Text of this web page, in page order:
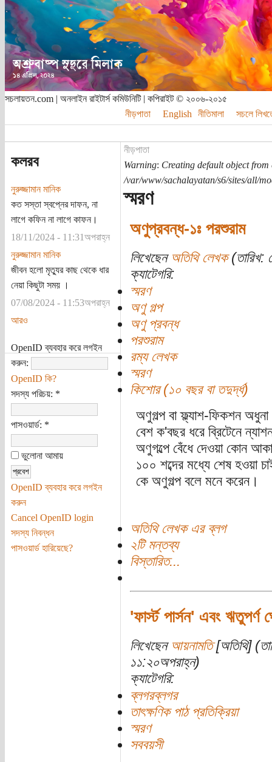
সচলায়তন.com | অনলাইন রাইটার্স কমিউনিটি | কপিরাইট © ২০০৬-২০১৫
নীড়পাতা
English নীতিমালা সচলে
কলরব
নুরুজ্জামান মানিক
কত সস্তা স্বপ্নের দাফন, না
লাগে কফিন না লাগে কাফন।
18/11/2024 - 11:31অপরাহ্ন
নুরুজ্জামান মানিক
জীবন হলো মৃত্যুর কাছ থেকে ধার
নেয়া কিছুটা সময় ।
07/08/2024 - 11:53অপরাহ্ন
আরও
OpenID ব্যবহার করে লগইন
করুন:
OpenID কি?
সদস্য পরিচয়: *
পাসওয়ার্ড: *
ভুলোনা আমায়
OpenID ব্যবহার করে লগইন
করুন
Cancel OpenID login
সদস্য নিবন্ধন
পাসওয়ার্ড হারিয়েছে?
নীড়পাতা
Warning: Creating default object from
/var/www/sachalayatan/s6/sites/all/
স্মরণ
অণুপ্রবন্ধ-১ঃ পরশুরাম
লিখেছেন অতিথি লেখক(তারিখ:
ক্যাটেগরি:
স্মরণ
অণু গল্প
অণু প্রবন্ধ
পরশুরাম
রম্য লেখক
স্মরণ
কিশোর (১০ বছর বা তদুর্দ্ধ)
অণুগল্প বা ফ্ল্যাশ-ফিকশন
বেশ ক'বছর ধরে ব্রিটেনে
অণুগল্পে বেঁধে দেওয়া কোন
১০০ শব্দের মধ্যে শেষ হওয়া
কে অণুগল্প বলে মনে করেন।
অতিথি লেখক এর ব্লগ
২টি মন্তব্য
বিস্তারিত...
'ফার্স্ট পার্সন' এবং ঋতুপর্ণ
লিখেছেন আয়নামতি[অতিথি]
১১:২০অপরাহ্ন)
ক্যাটেগরি:
ব্লগরব্লগর
তাৎক্ষণিক পাঠ প্রতিক্রিয়া
স্মরণ
সববয়সী